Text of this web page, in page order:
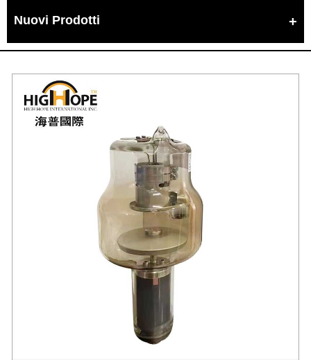
Nuovi Prodotti